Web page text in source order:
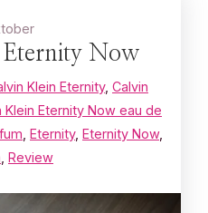
Now
Klein Eternity, Calvin
Klein Eternity Now eau de
, Eternity, Eternity Now,
, Review